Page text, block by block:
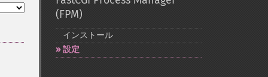
(FPM)
インストール
設定